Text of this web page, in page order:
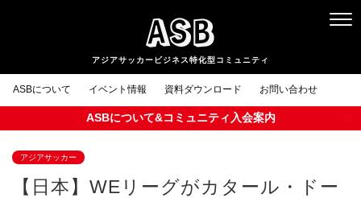
ASB
ASBについて イベント情報 資料ダウンロード お問い合わせ
ASBについて&コミュニティ入会案内
アジアサッカー
【日本】WEリーグがカタール・ドー